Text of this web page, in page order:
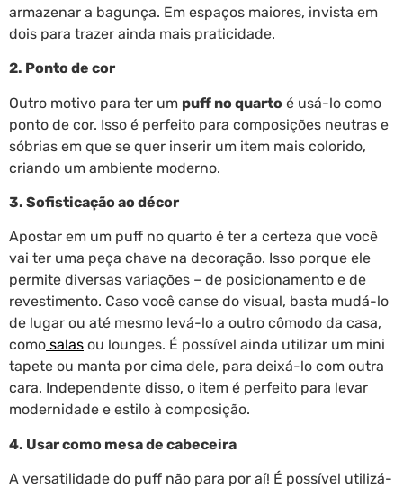
armazenar a bagunça. Em espaços maiores, invista em
dois para trazer ainda mais praticidade.
2. Ponto de cor
Outro motivo para ter um puff no quarto é usá-lo como
ponto de cor. Isso é perfeito para composições neutras e
sóbrias em que se quer inserir um item mais colorido,
criando um ambiente moderno.
3. Sofisticação ao décor
Apostar em um puff no quarto é ter a certeza que você
vai ter uma peça chave na decoração. Isso porque ele
permite diversas variações – de posicionamento e de
revestimento. Caso você canse do visual, basta mudá-lo
de lugar ou até mesmo levá-lo a outro cômodo da casa,
como salas ou lounges. É possível ainda utilizar um mini
tapete ou manta por cima dele, para deixá-lo com outra
cara. Independente disso, o item é perfeito para levar
modernidade e estilo à composição.
4. Usar como mesa de cabeceira
A versatilidade do puff não para por aí! É possível utilizá-